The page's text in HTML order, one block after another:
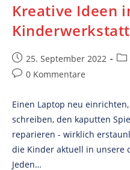
Kreative Ideen
Kinderwerkstatt
Post
published:
25. September 2022
Post0 Kommentare
Einen Laptop neu
schreiben, den kaputten
reparieren - wirklich
die Kinder aktuell in unsere
Jeden…